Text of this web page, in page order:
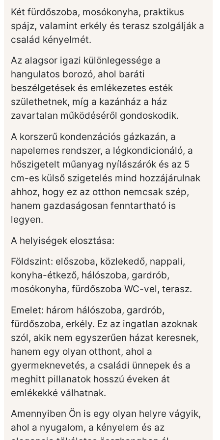
Két fürdőszoba, mosókonyha, praktikus
spájz, valamint erkély és terasz szolgálják a
család kényelmét.
Az alagsor igazi különlegessége a
hangulatos borozó, ahol baráti
beszélgetések és emlékezetes esték
születhetnek, míg a kazánház a ház
zavartalan működéséről gondoskodik.
A korszerű kondenzációs gázkazán, a
napelemes rendszer, a légkondicionáló, a
hőszigetelt műanyag nyílászárók és az 5
cm-es külső szigetelés mind hozzájárulnak
ahhoz, hogy ez az otthon nemcsak szép,
hanem gazdaságosan fenntartható is
legyen.
A helyiségek elosztása:
Földszint: előszoba, közlekedő, nappali,
konyha-étkező, hálószoba, gardrób,
mosókonyha, fürdőszoba WC-vel, terasz.
Emelet: három hálószoba, gardrób,
fürdőszoba, erkély. Ez az ingatlan azoknak
szól, akik nem egyszerűen házat keresnek,
hanem egy olyan otthont, ahol a
gyermeknevetés, a családi ünnepek és a
meghitt pillanatok hosszú éveken át
emlékekké válhatnak.
Amennyiben Ön is egy olyan helyre vágyik,
ahol a nyugalom, a kényelem és az